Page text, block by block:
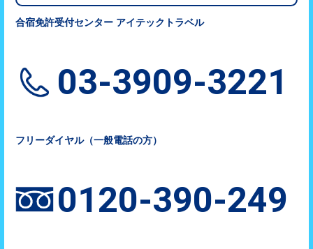
合宿免許受付センター アイテックトラベル
03-3909-3221
フリーダイヤル（一般電話の方）
0120-390-249